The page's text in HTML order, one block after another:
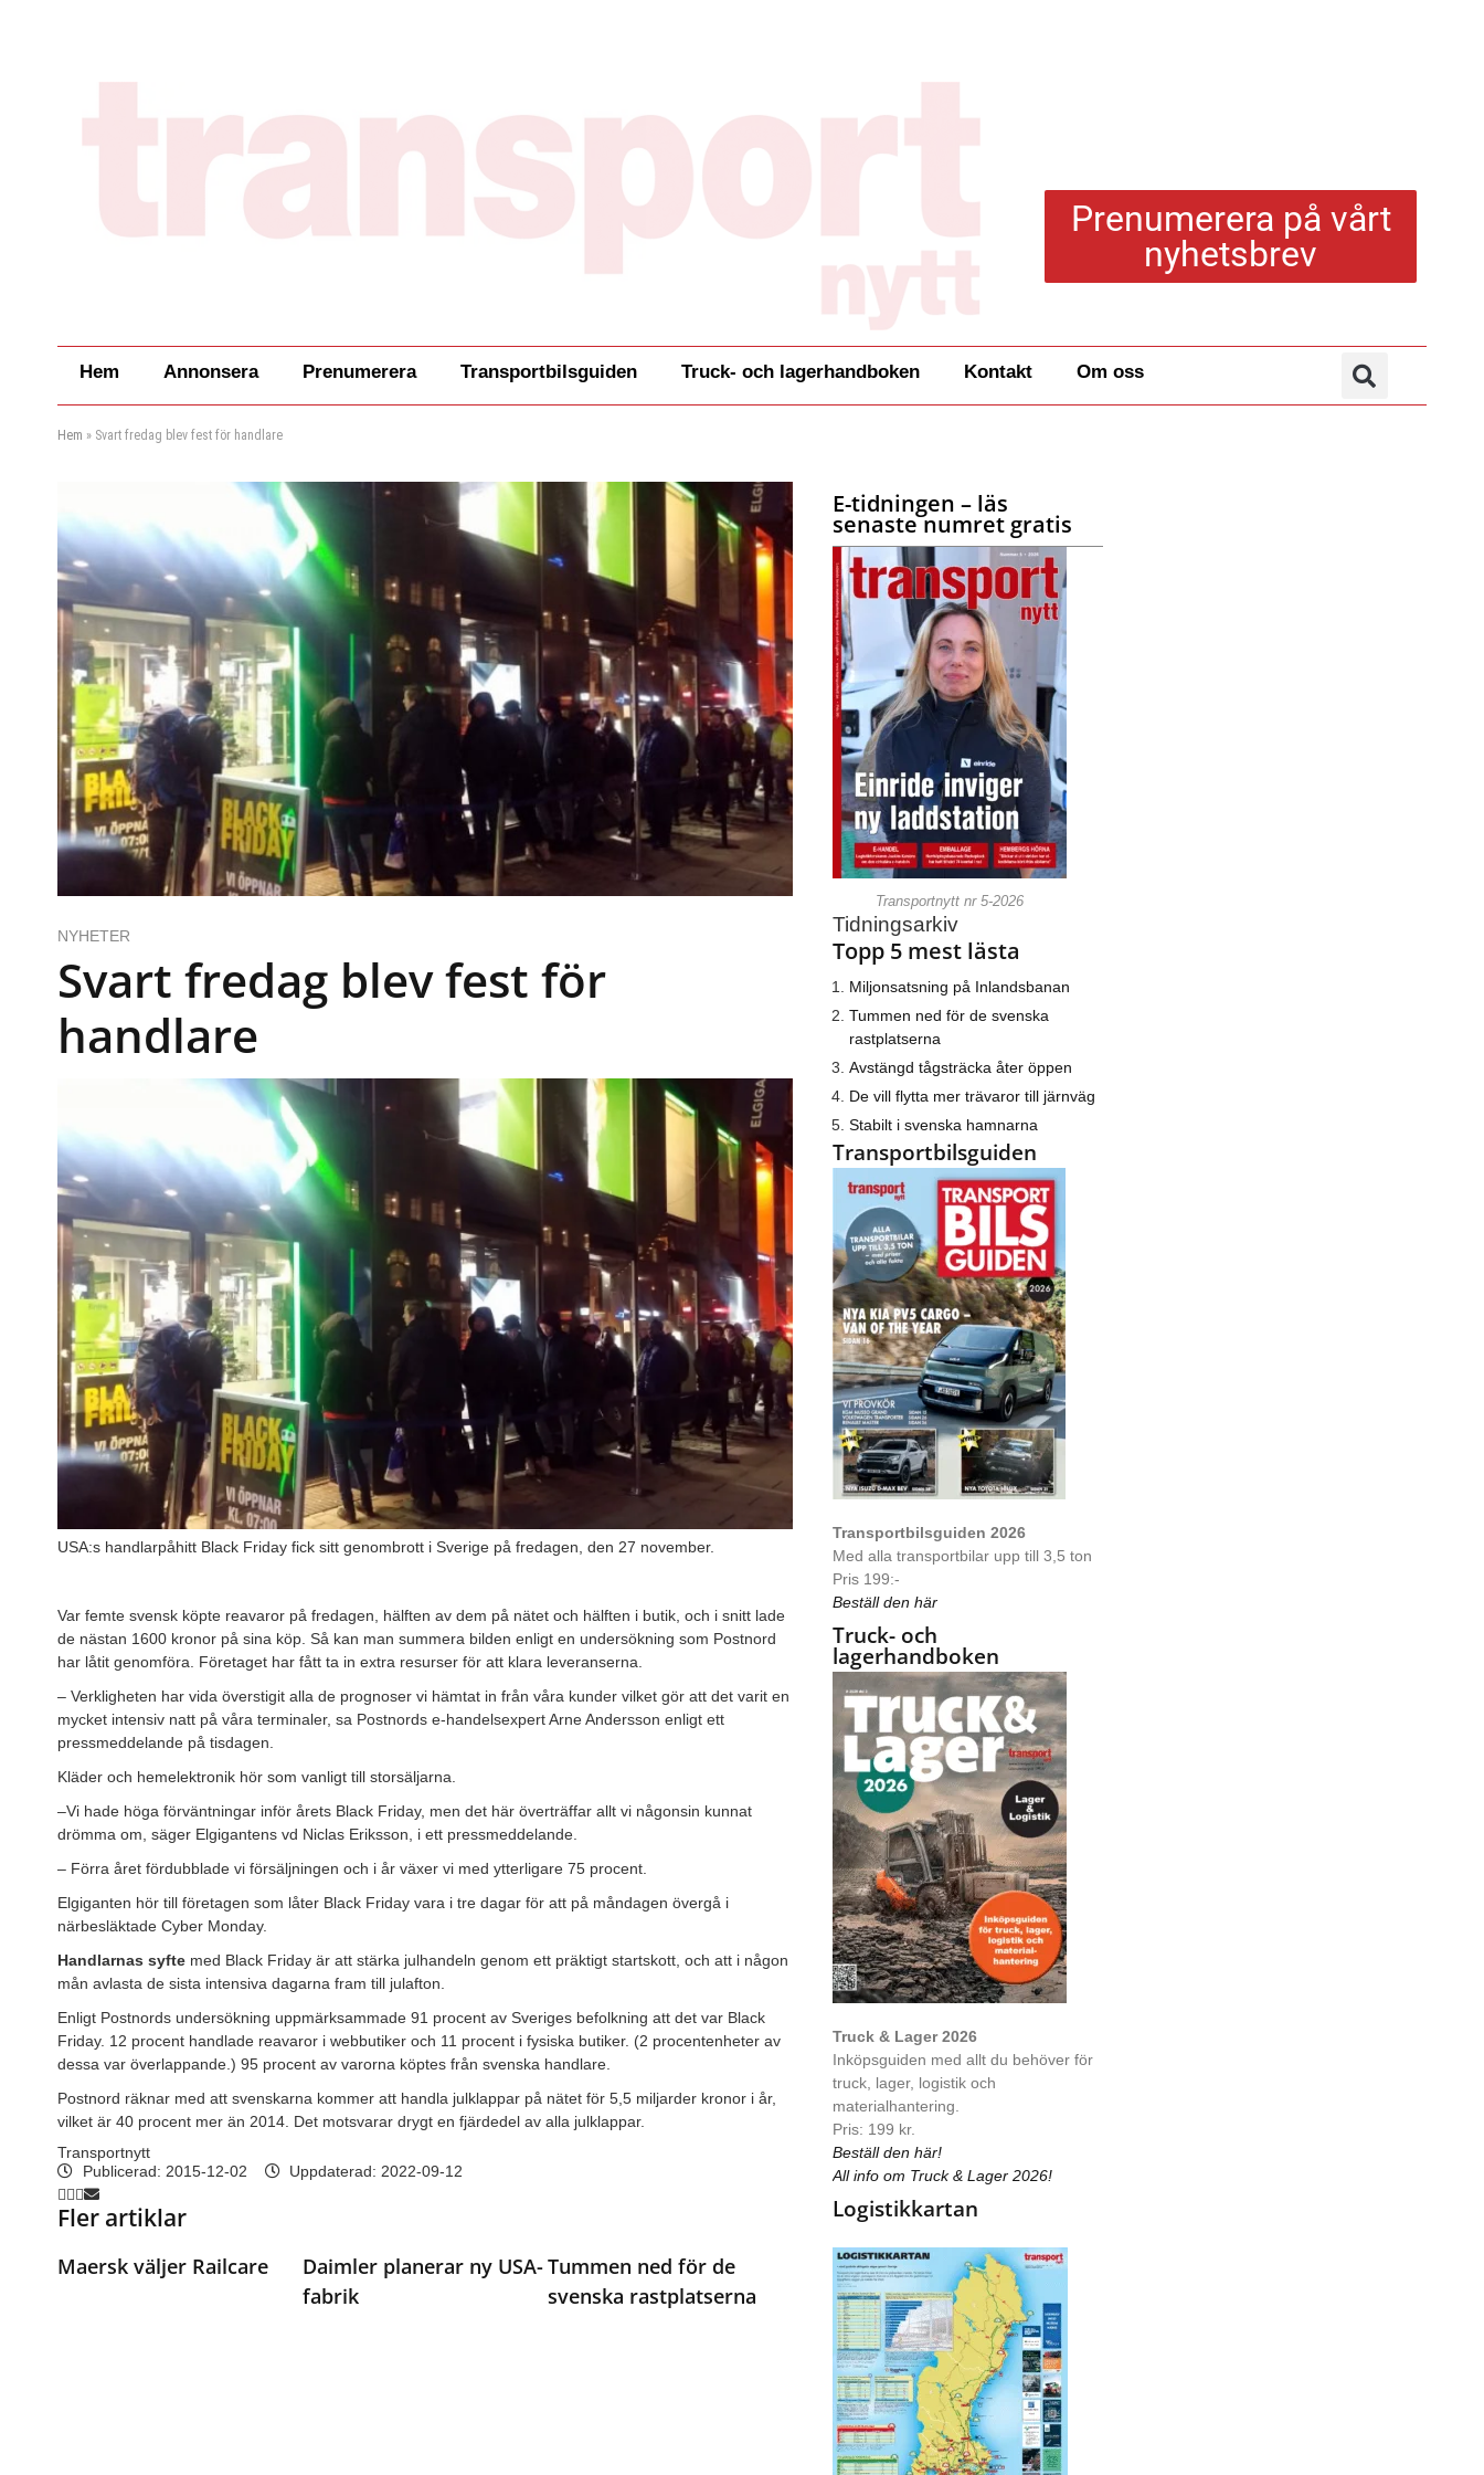
Prenumerera på vårt
nyhetsbrev
Hem Annonsera Prenumerera Transportbilsguiden Truck- och lagerhandboken Kontakt Om oss
Hem » Svart fredag blev fest för handlare
NYHETER
Svart fredag blev fest för
handlare
USA:s handlarpåhitt Black Friday fick sitt genombrott i Sverige på fredagen, den 27 november.
Var femte svensk köpte reavaror på fredagen, hälften av dem på nätet och hälften i butik, och i snitt lade
de nästan 1600 kronor på sina köp. Så kan man summera bilden enligt en undersökning som Postnord
har låtit genomföra. Företaget har fått ta in extra resurser för att klara leveranserna.
– Verkligheten har vida överstigit alla de prognoser vi hämtat in från våra kunder vilket gör att det varit en
mycket intensiv natt på våra terminaler, sa Postnords e-handelsexpert Arne Andersson enligt ett
pressmeddelande på tisdagen.
Kläder och hemelektronik hör som vanligt till storsäljarna.
–Vi hade höga förväntningar inför årets Black Friday, men det här överträffar allt vi någonsin kunnat
drömma om, säger Elgigantens vd Niclas Eriksson, i ett pressmeddelande.
– Förra året fördubblade vi försäljningen och i år växer vi med ytterligare 75 procent.
Elgiganten hör till företagen som låter Black Friday vara i tre dagar för att på måndagen övergå i
närbesläktade Cyber Monday.
Handlarnas syfte med Black Friday är att stärka julhandeln genom ett präktigt startskott, och att i någon
mån avlasta de sista intensiva dagarna fram till julafton.
Enligt Postnords undersökning uppmärksammade 91 procent av Sveriges befolkning att det var Black
Friday. 12 procent handlade reavaror i webbutiker och 11 procent i fysiska butiker. (2 procentenheter av
dessa var överlappande.) 95 procent av varorna köptes från svenska handlare.
Postnord räknar med att svenskarna kommer att handla julklappar på nätet för 5,5 miljarder kronor i år,
vilket är 40 procent mer än 2014. Det motsvarar drygt en fjärdedel av alla julklappar.
Transportnytt
Publicerad: 2015-12-02 Uppdaterad: 2022-09-12
Fler artiklar
Maersk väljer Railcare
Daimler planerar ny USA-
fabrik
Tummen ned för de
svenska rastplatserna
E-tidningen – läs
senaste numret gratis
Transportnytt nr 5-2026
Tidningsarkiv
Topp 5 mest lästa
Miljonsatsning på Inlandsbanan
Tummen ned för de svenska
rastplatserna
Avstängd tågsträcka åter öppen
De vill flytta mer trävaror till järnväg
Stabilt i svenska hamnarna
Transportbilsguiden
Transportbilsguiden 2026
Med alla transportbilar upp till 3,5 ton
Pris 199:-
Beställ den här
Truck- och
lagerhandboken
Truck & Lager 2026
Inköpsguiden med allt du behöver för
truck, lager, logistik och
materialhantering.
Pris: 199 kr.
Beställ den här!
All info om Truck & Lager 2026!
Logistikkartan